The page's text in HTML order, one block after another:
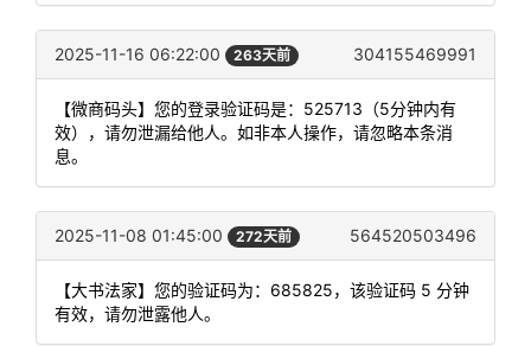
2025-11-16 06:22:00 263天前 304155469991
【微商码头】您的登录验证码是：525713（5分钟内有
效），请勿泄漏给他人。如非本人操作，请忽略本条消
息。
2025-11-08 01:45:00 272天前 564520503496
【大书法家】您的验证码为：685825，该验证码 5 分钟
有效，请勿泄露他人。